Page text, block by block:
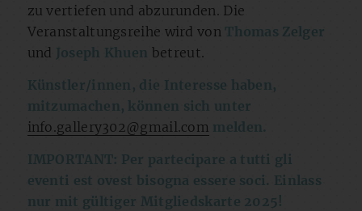
zu vertiefen und abzurunden. Die
Veranstaltungsreihe wird von Thomas Zelger
und Joseph Khuen betreut.
Künstler/innen, die Interesse haben,
mitzumachen, können sich unter
info.gallery302@gmail.com melden.
IMPORTANT: Per partecipare a tutti gli
eventi est ovest bisogna essere soci. Einlass
nur mit gültiger Mitgliedskarte 2025!